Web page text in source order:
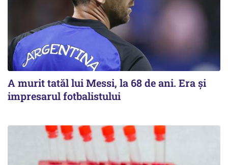
A murit tatăl lui Messi, la 68 de ani. Era și
impresarul fotbalistului